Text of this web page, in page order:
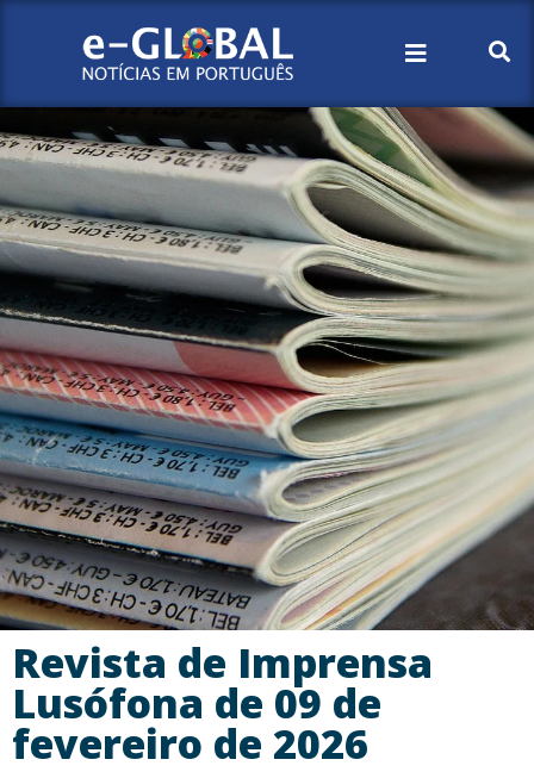
Revista de Imprensa
Lusófona de 09 de
fevereiro de 2026